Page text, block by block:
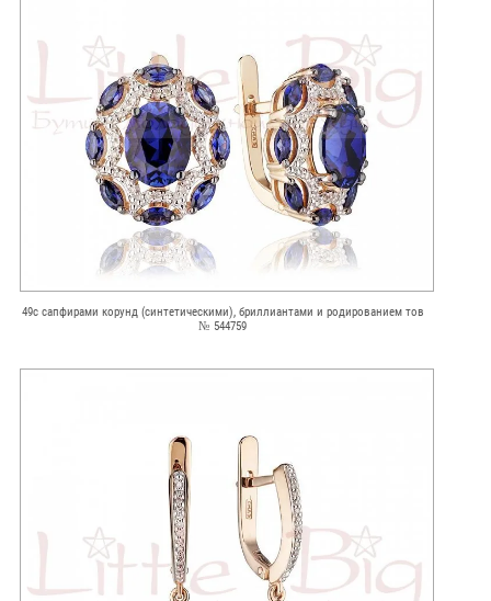
49с сапфирами корунд (синтетическими), бриллиантами и родированием тов
№ 544759